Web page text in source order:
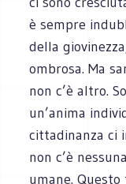
è sempre
della
ombrosa. Ma
non c’è altro.
un’anima
cittadinanza ci
non c’è
umane.